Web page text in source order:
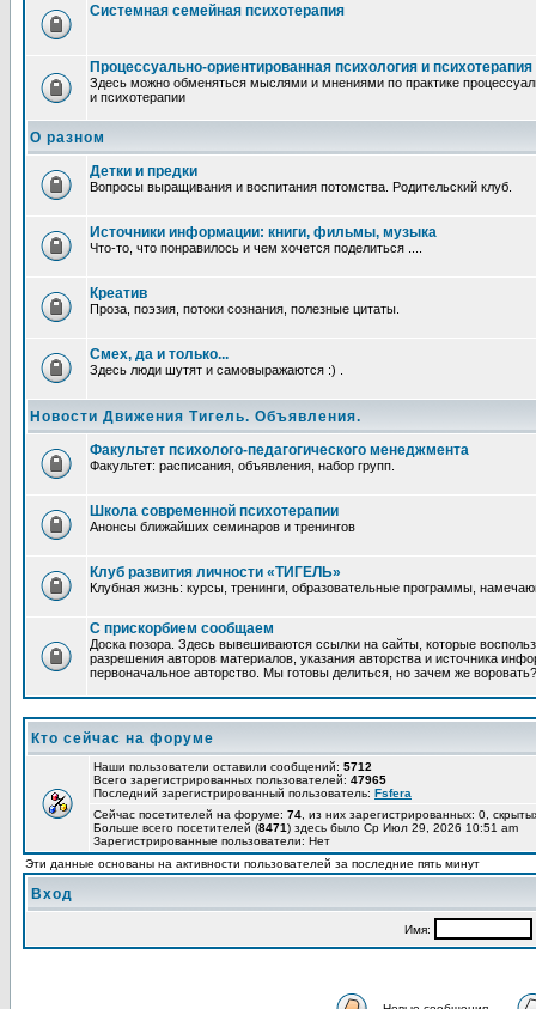
Системная семейная психотерапия
Процессуально-ориентированная психология и психотерапия
Здесь можно обменяться мыслями и мнениями по практике
и психотерапии
О разном
Детки и предки
Вопросы выращивания и воспитания потомства. Родительский клуб.
Источники информации: книги, фильмы, музыка
Что-то, что понравилось и чем хочется поделиться ....
Креатив
Проза, поэзия, потоки сознания, полезные цитаты.
Смех, да и только...
Здесь люди шутят и самовыражаются :) .
Новости Движения Тигель. Объявления.
Факультет психолого-педагогического менеджмента
Факультет: расписания, объявления, набор групп.
Школа современной психотерапии
Анонсы ближайших семинаров и тренингов
Клуб развития личности «ТИГЕЛЬ»
Клубная жизнь: курсы, тренинги, образовательные программы,
С прискорбием сообщаем
Доска позора. Здесь вывешиваются ссылки на сайты, которые
разрешения авторов материалов, указания авторства и источника
первоначальное авторство. Мы готовы делиться, но зачем же воровать?
Кто сейчас на форуме
Наши пользователи оставили сообщений: 5712
Всего зарегистрированных пользователей: 47965
Последний зарегистрированный пользователь: Fsfera
Сейчас посетителей на форуме: 74 , из них зарегистрированных: 0,
Больше всего посетителей (8471) здесь было Ср Июл 29, 2026 10:51 am
Зарегистрированные пользователи: Нет
Эти данные основаны на активности пользователей за последние пять минут
Вход
Имя: